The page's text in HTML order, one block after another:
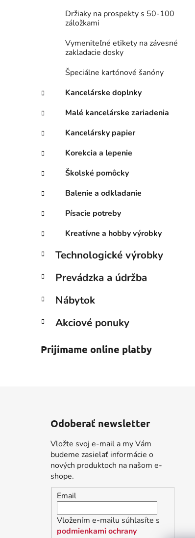
Držiaky na prospekty s 50-100
záložkami
Vymeniteľné etikety na závesné
zakladacie dosky
Špeciálne kartónové šanóny
Kancelárske doplnky
Malé kancelárske zariadenia
Kancelársky papier
Korekcia a lepenie
Školské pomôcky
Balenie a odkladanie
Písacie potreby
Kreatívne a hobby výrobky
Technologické výrobky
Prevádzka a údržba
Nábytok
Akciové ponuky
Prijímame online platby
Odoberať newsletter
Vložte svoj e-mail a my Vám
budeme zasielať informácie o
nových produktoch na našom e-
shope.
Email
Vložením e-mailu súhlasíte s
podmienkami ochrany